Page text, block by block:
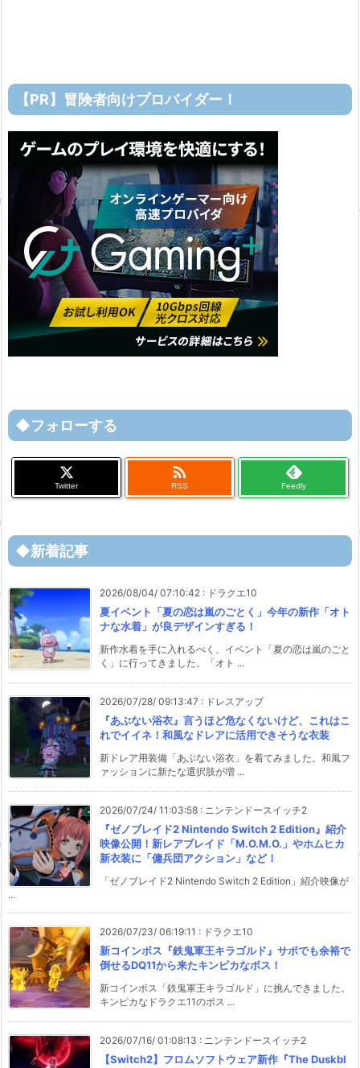
【PR】冒険者向けプロバイダー！
◆フォローする
Twitter

RSS Feedly
◆新着記事
2026/08/04/ 07:10:42 : ドラクエ10
夏イベント「夏の恋は嵐のごとく」今年の新作「オト
ナな水着」が良デザインすぎる！
新作水着を手に入れるべく、イベント「夏の恋は嵐のごと
く」に行ってきました。「オト ...
2026/07/28/ 09:13:47 : ドレスアップ
『あぶない浴衣』言うほど危なくないけど、これはこ
れでイイネ！和風なドレアに活用できそうな衣装
新ドレア用装備「あぶない浴衣」を着てみました。和風フ
ァッションに新たな選択肢が増 ...
2026/07/24/ 11:03:58 : ニンテンドースイッチ2
『ゼノブレイド2 Nintendo Switch 2 Edition』紹介
映像公開！新レアブレイド「M.O.M.O.」やホムヒカ
新衣装に「傭兵団アクション」など！
「ゼノブレイド2 Nintendo Switch 2 Edition」紹介映像が
...
2026/07/23/ 06:19:11 : ドラクエ10
新コインボス『鉄鬼軍王キラゴルド』サポでも余裕で
倒せるDQ11から来たキンピカなボス！
新コインボス「鉄鬼軍王キラゴルド」に挑んできました。
キンピカなドラクエ11のボス ...
2026/07/16/ 01:08:13 : ニンテンドースイッチ2
【Switch2】フロムソフトウェア新作『The Duskbl